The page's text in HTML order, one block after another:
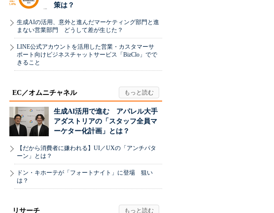
策は？
生成AIの活用、意外と進んだマーケティング部門と進
まない営業部門 どうして差が生じた？
LINE公式アカウントを活用した営業・カスタマーサ
ポート向けビジネスチャットサービス「BizClo」でで
きること
EC／オムニチャネル
生成AI活用で進む アパレル大手
アダストリアの「スタッフ全員マ
ーケター化計画」とは？
【だから消費者に嫌われる】UI／UXの「アンチパタ
ーン」とは？
ドン・キホーテが「フォートナイト」に登場 狙い
は？
リサーチ